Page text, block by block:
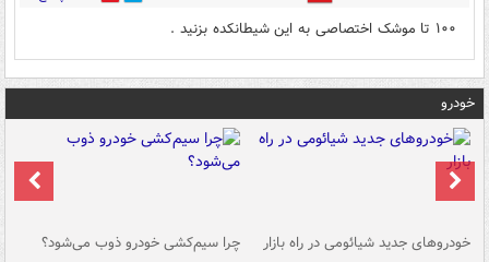
۱۰۰ تا موشک اختصاصی به این شیطانکده بزنید .
خودرو
خودروهای جدید شیائومی در راه بازار چرا سیم‌کشی خودرو ذوب می‌شود؟